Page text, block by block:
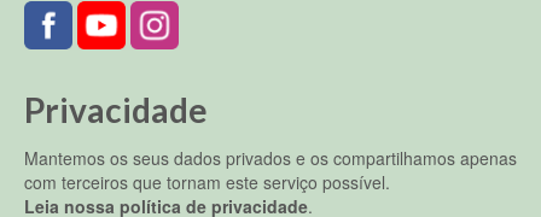
Privacidade
Mantemos os seus dados privados e os compartilhamos apenas
com terceiros que tornam este serviço possível.
Leia nossa política de privacidade.